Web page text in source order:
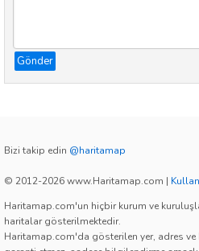
Gönder
Bizi takip edin @haritamap
© 2012-2026 www.Haritamap.com |
Haritamap.com'un hiçbir kurum ve
haritalar gösterilmektedir.
Haritamap.com'da gösterilen yer, adres